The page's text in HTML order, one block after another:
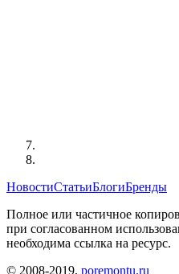
НовостиСтатьиБлогиБренды
Полное или частичное
при согласованном
необходима ссылка на ресурс.
© 2008-2019, poremontu.ru